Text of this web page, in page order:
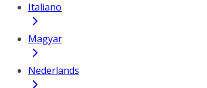
Italiano
Magyar
Nederlands